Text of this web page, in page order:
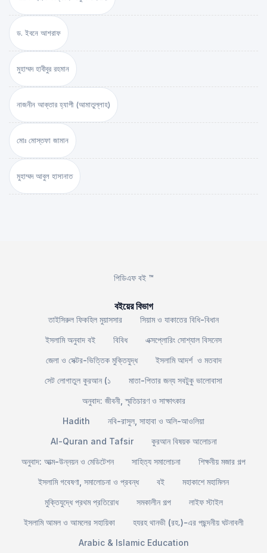
ড. ইবনে আশরাফ
মুহাম্মদ হাবীবুর রহমান
নাজনীন আক্তার হ্যাপী (আমাতুল্লাহ)
মোঃ মোস্তফা জামান
মুহাম্মদ আবুল হাসানাত
পিডিএফ বই ™
বইয়ের বিভাগ
তাইসিরুল ফিকহিল মুয়াসসার
সিয়াম ও যাকাতের বিধি-বিধান
ইসলামি অনুবাদ বই
বিবিধ
এক্সপ্লোরিং সোশ্যাল বিসনেস
জেলা ও সেক্টর-ভিত্তিক মুক্তিযুদ্ধ
ইসলামি আদর্শ ও মতবাদ
সেট লোগাতুল কুরআন (১
মাতা-পিতার জন্য সবটুকু ভালোবাসা
অনুবাদ: জীবনী, স্মৃতিচারণ ও সাক্ষাৎকার
Hadith
নবি-রাসুল, সাহাবা ও অলি-আওলিয়া
Al-Quran and Tafsir
কুরআন বিষয়ক আলোচনা
অনুবাদ: আত্ম-উন্নয়ন ও মেডিটেশন
সাহিত্য সমালোচনা
শিক্ষনীয় মজার গল্প
ইসলামি গবেষণা, সমালোচনা ও প্রবন্ধ
বই
মহাকাশে মহামিলন
মুক্তিযুদ্ধে প্রথম প্রতিরোধ
সমকালীন গল্প
লাইফ স্টাইল
ইসলামি আমল ও আমলের সহায়িকা
হযরহ থানভী (রহ.)-এর পছন্দনীয় ঘটনাবলী
Arabic & Islamic Education